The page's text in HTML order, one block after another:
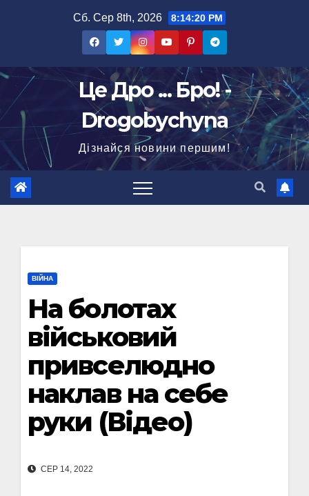
Сб. Сер 8th, 2026 8:14:20 PM
Це Дро ... Бро! -
Drogobychyna
Дізнайся новини першим!
ВІЙНА
На болотах
військовий
привселюдно
наклав на себе
руки (Відео)
СЕР 14, 2022